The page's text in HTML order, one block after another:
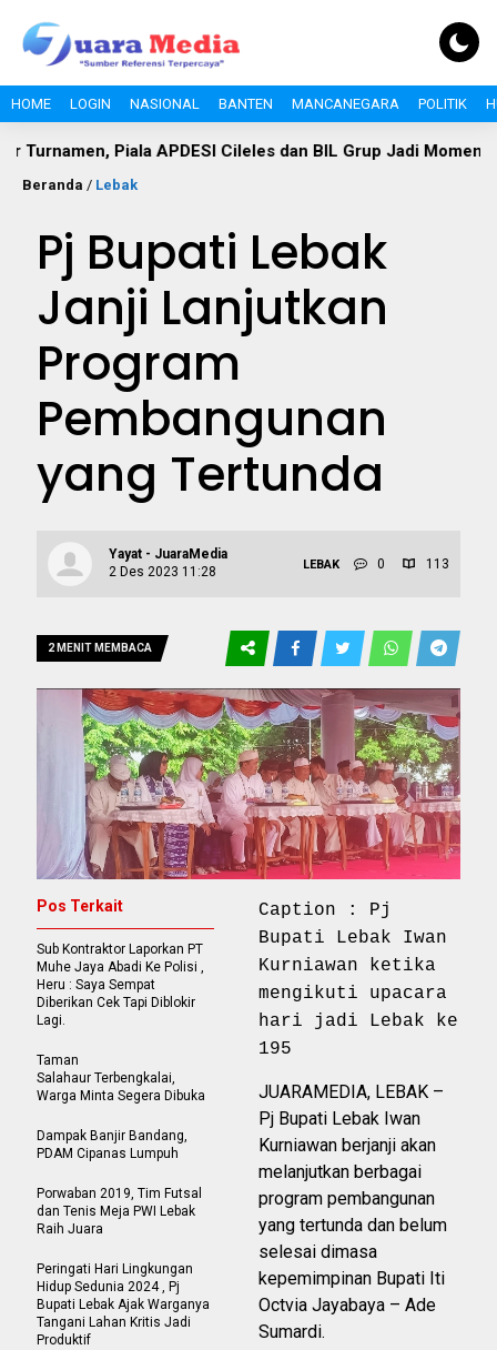
HOME LOGIN NASIONAL BANTEN MANCANEGARA POLITIK
Piala APDESI Cileles dan BIL Grup Jadi Momentum
Beranda / Lebak
Pj Bupati Lebak
Janji Lanjutkan
Program
Pembangunan
yang Tertunda
Yayat - JuaraMedia
2 Des 2023 11:28
LEBAK 0 113
2 MENIT MEMBACA
Caption : Pj
Bupati Lebak Iwan
Kurniawan ketika
mengikuti upacara
hari jadi Lebak ke
195
JUARAMEDIA, LEBAK –
Pj Bupati Lebak Iwan
Kurniawan berjanji akan
melanjutkan berbagai
program pembangunan
yang tertunda dan belum
selesai dimasa
kepemimpinan Bupati Iti
Octvia Jayabaya – Ade
Sumardi.
Pos Terkait
Sub Kontraktor Laporkan PT
Muhe Jaya Abadi Ke Polisi ,
Heru : Saya Sempat
Diberikan Cek Tapi Diblokir
Lagi.
Taman
Salahaur Terbengkalai,
Warga Minta Segera Dibuka
Dampak Banjir Bandang,
PDAM Cipanas Lumpuh
Porwaban 2019, Tim Futsal
dan Tenis Meja PWI Lebak
Raih Juara
Peringati Hari Lingkungan
Hidup Sedunia 2024 , Pj
Bupati Lebak Ajak Warganya
Tangani Lahan Kritis Jadi
Produktif